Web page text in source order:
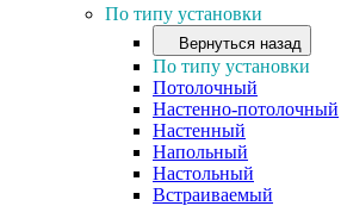
По типу установки
Вернуться назад
По типу установки
Потолочный
Настенно-потолочный
Настенный
Напольный
Настольный
Встраиваемый